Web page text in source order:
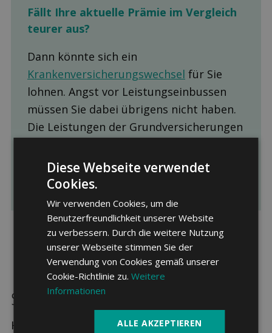
Fällt Ihre aktuelle Prämie im Ver­gleich
teurer aus?
Dann könnte sich ein
Krankenversicherungswechsel für Sie
lohnen. Angst vor Leistungseinbussen
müssen Sie dabei übrigens nicht haben.
Die Leistungen der Grundversicherungen
bei allen Krankenkassen, Modellen und
Franchisen identisch.
Sparpotenzial in Thônex
Hier sehen Sie die drei günstigsten
Diese Webseite verwendet
Cookies.
Wir verwenden Cookies, um die
Benutzerfreundlichkeit unserer Website
zu verbessern. Durch die weitere Nutzung
unserer Webseite stimmen Sie der
Verwendung von Cookies gemäß unserer
Cookie-Richtlinie zu.Weitere
Informationen
ALLE AKZEPTIEREN